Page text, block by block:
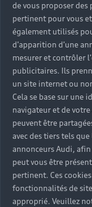
de vous proposer
pertinent pour vous
également utilisés
d'apparition d'une
mesurer et contrôler
publicitaires. Ils
un site internet ou
Cela se base sur une
navigateur et de
peuvent être
avec des tiers tels
annonceurs Audi,
peut vous être
pertinent. Ces
fonctionnalités de
approprié. Veuillez